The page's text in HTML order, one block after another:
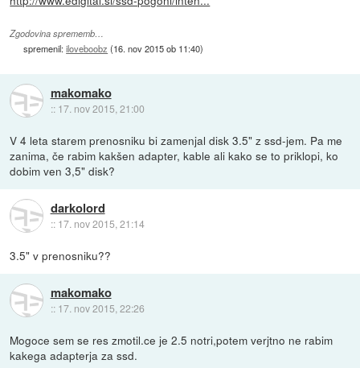
Zgodovina sprememb…
spremenil:iloveboobz (16. nov 2015 ob 11:40)
makomako
:: 17. nov 2015, 21:00
V 4 leta starem prenosniku bi zamenjal disk 3.5" z ssd-jem. Pa me
zanima, če rabim kakšen adapter, kable ali kako se to priklopi, ko
dobim ven 3,5" disk?
darkolord
:: 17. nov 2015, 21:14
3.5" v prenosniku??
makomako
:: 17. nov 2015, 22:26
Mogoce sem se res zmotil.ce je 2.5 notri,potem verjtno ne rabim
kakega adapterja za ssd.